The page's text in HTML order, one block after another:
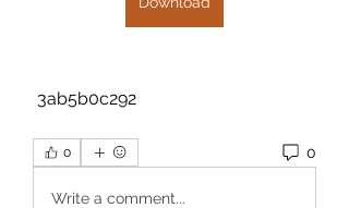
3ab5b0c292
0 0
Write a comment...